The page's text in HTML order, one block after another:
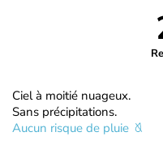
Ciel à moitié nuageux.
Sans précipitations.
Aucun risque de pluie